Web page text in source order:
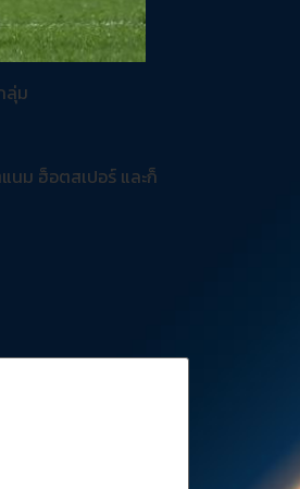
ลุ่ม
นม ฮ็อตสเปอร์ และก็